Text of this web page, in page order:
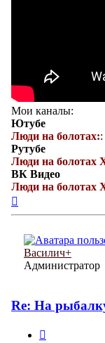
Мои каналы:
Ютубе
Люди на болотах::
Рутубе
Люди на
ВК Видео
Люди на
Василич+
Администратор
Re: На